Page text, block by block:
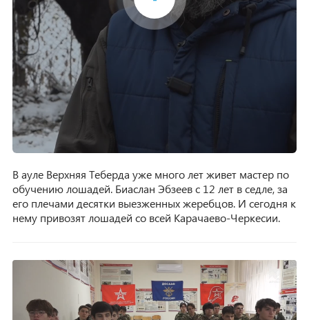
В ауле Верхняя Теберда уже много лет живет мастер по
обучению лошадей. Биаслан Эбзеев с 12 лет в седле, за
его плечами десятки выезженных жеребцов. И сегодня к
нему привозят лошадей со всей Карачаево-Черкесии.